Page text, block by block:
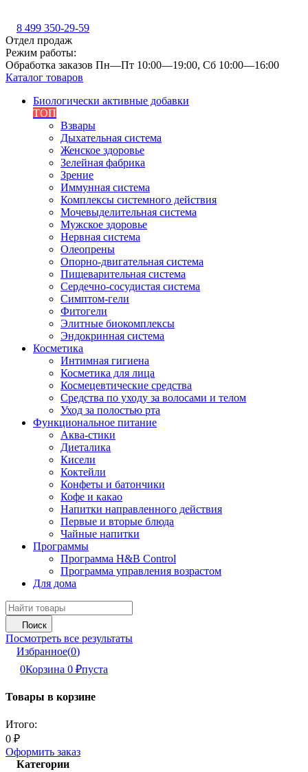
8 499 350-29-59
Отдел продаж
Режим работы:
Обработка заказов Пн—Пт 10:00—19:00, Сб 10:00—16:00
Каталог товаров
Биологически активные добавки
ТОП
Взвары
Дыхательная система
Женское здоровье
Зелейная фабрика
Зрение
Иммунная система
Комплексы системного действия
Мочевыделительная система
Мужское здоровье
Нервная система
Олеопрены
Опорно-двигательная система
Пищеварительная система
Сердечно-сосудистая система
Симптом-гели
Фитогели
Элитные биокомплексы
Эндокринная система
Косметика
Интимная гигиена
Косметика для лица
Космецевтические средства
Средства по уходу за волосами и телом
Уход за полостью рта
Функциональное питание
Аква-стики
Диеталика
Кисели
Коктейли
Конфеты и батончики
Кофе и какао
Напитки направленного действия
Первые и вторые блюда
Чайные напитки
Программы
Программа H&B Control
Программа управления возрастом
Для дома
Поиск
Посмотреть все результаты
Избранное(0)
0Корзина 0 ₽пуста
Товары в корзине
Итого:
0 ₽
Оформить заказ
Категории